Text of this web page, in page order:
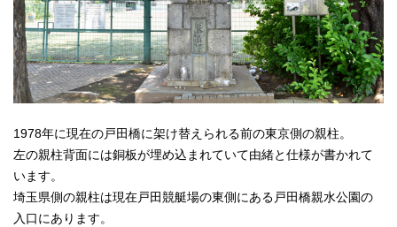
1978年に現在の戸田橋に架け替えられる前の東京側の親柱。
左の親柱背面には銅板が埋め込まれていて由緒と仕様が書かれて
います。
埼玉県側の親柱は現在戸田競艇場の東側にある戸田橋親水公園の
入口にあります。